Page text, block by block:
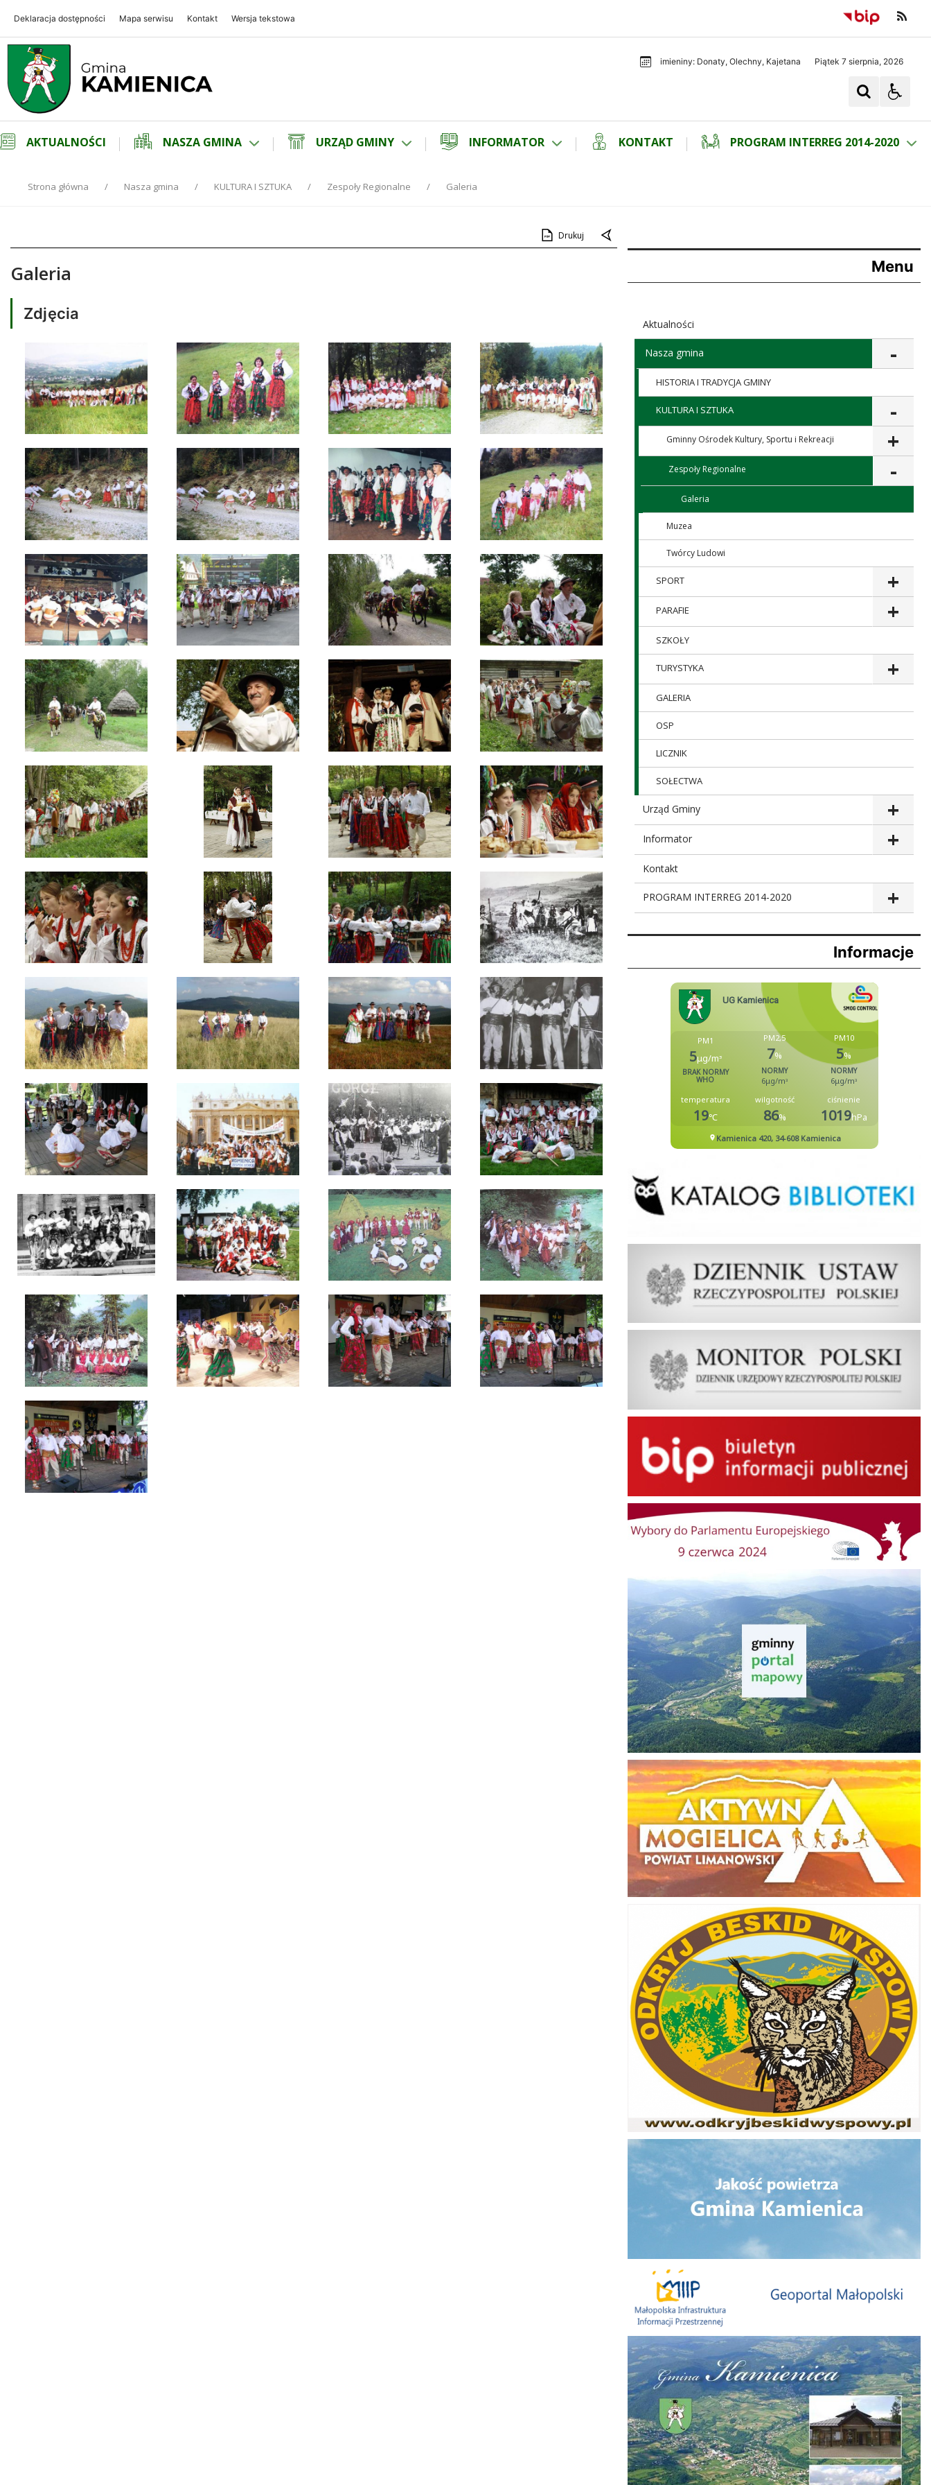
Deklaracja dostępności Mapa serwisu Kontakt Wersja tekstowa
Gmina Kamienica
imieniny: Donaty, Olechny, Kajetana Piątek 7 sierpnia, 2026
AKTUALNOŚCI NASZA GMINA URZĄD GMINY INFORMATOR KONTAKT PROGRAM INTERREG 2014-2020
Strona główna Nasza gmina KULTURA I SZTUKA Zespoły Regionalne Galeria
Drukuj
Galeria
Treść
Zdjęcia
Menu
Aktualności
Nasza gmina
HISTORIA I TRADYCJA GMINY
KULTURA I SZTUKA
Gminny Ośrodek Kultury, Sportu i Rekreacji
Zespoły Regionalne
Galeria
Muzea
Twórcy Ludowi
SPORT
PARAFIE
SZKOŁY
TURYSTYKA
GALERIA
OSP
LICZNIK
SOŁECTWA
Urząd Gminy
Informator
Kontakt
PROGRAM INTERREG 2014-2020
Informacje
Aktywna Mogielica
Małopolska Infrastruktura Informacji Przestrzennej
Folder Gminy Kamienica